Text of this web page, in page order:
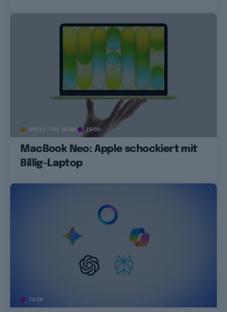
BREAK/THE NEWS TECH
MacBook Neo: Apple schockiert mit
Billig-Laptop
TECH